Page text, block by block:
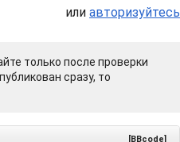
или авторизуйтесь
только после проверки
сразу, то
[BBcode]